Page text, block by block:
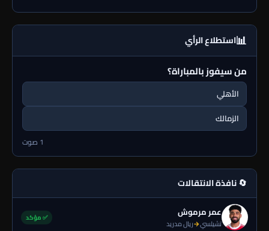
📊استطلاع الرأي
من سيفوز بالمباراة؟
الأهلي
الزمالك
1 صوت
🔄 نافذة الانتقالات
عمر مرموش
تشيلسي→ريال مدريد
✅ مؤكد